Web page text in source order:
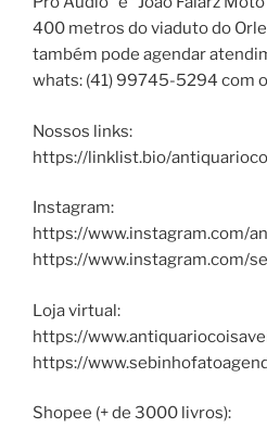
400 metros do viaduto do
também pode agendar
whats: (41) 99745-5294 com
Nossos links:
https://linklist.bio/
Instagram:
https://www.instagram.com/
https://www.instagram.com/
Loja virtual:
https://
https://
Shopee (+ de 3000 livros):